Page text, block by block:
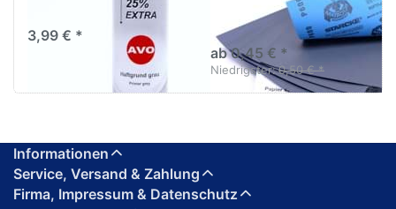
3,99 € *
Nass-Schleifpapier zur nass
und trocken anwendung
ab 0,45 € *
Niedrigster:0,50 € *
Informationen
Service, Versand & Zahlung
Firma, Impressum & Datenschutz